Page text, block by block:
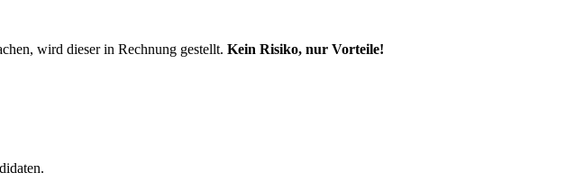
wird dieser in Rechnung gestellt. Kein Risiko, nur Vorteile!